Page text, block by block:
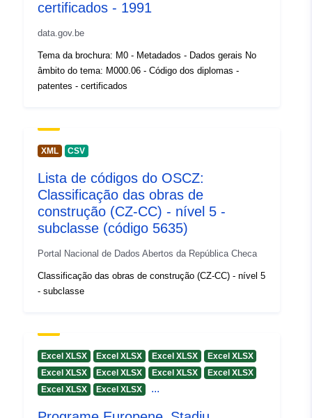
certificados - 1991
data.gov.be
Tema da brochura: M0 - Metadados - Dados gerais No
âmbito do tema: M000.06 - Código dos diplomas -
patentes - certificados
XML CSV
Lista de códigos do OSCZ:
Classificação das obras de
construção (CZ-CC) - nível 5 -
subclasse (código 5635)
Portal Nacional de Dados Abertos da República Checa
Classificação das obras de construção (CZ-CC) - nível 5
- subclasse
Excel XLSX Excel XLSX Excel XLSX
Excel XLSX
Excel XLSX
Excel XLSX Excel XLSX
Excel XLSX
Excel XLSX
Excel XLSX ...